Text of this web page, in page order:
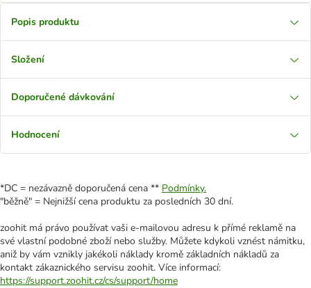
Popis produktu
Složení
Doporučené dávkování
Hodnocení
*DC = nezávazně doporučená cena ** Podmínky.
"běžně" = Nejnižší cena produktu za posledních 30 dní.
zoohit má právo používat vaši e-mailovou adresu k přímé reklamě na
své vlastní podobné zboží nebo služby. Můžete kdykoli vznést námitku,
aniž by vám vznikly jakékoli náklady kromě základních nákladů za
kontakt zákaznického servisu zoohit. Více informací:
https://support.zoohit.cz/cs/support/home